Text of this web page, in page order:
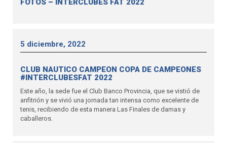
FOTOS – INTERCLUBES FAT 2022
5 diciembre, 2022
CLUB NAUTICO CAMPEON COPA DE CAMPEONES
#INTERCLUBESFAT 2022
Este año, la sede fue el Club Banco Provincia, que se vistió de
anfitrión y se vivió una jornada tan intensa como excelente de
tenis, recibiendo de esta manera Las Finales de damas y
caballeros.